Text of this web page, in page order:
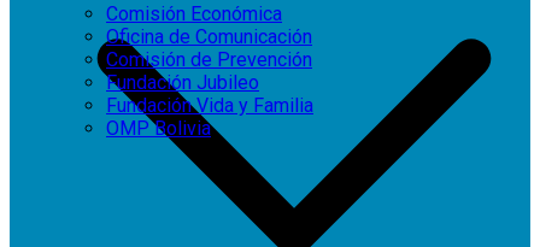
Comisión Económica
Oficina de Comunicación
Comisión de Prevención
Fundación Jubileo
Fundación Vida y Familia
OMP Bolivia